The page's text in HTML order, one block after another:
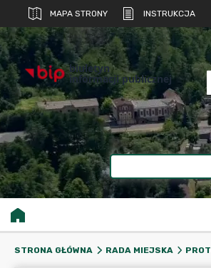
MAPA STRONY INSTRUKCJA
biuletyn
informacji publicznej
STRONA GŁÓWNA RADA MIEJSKA